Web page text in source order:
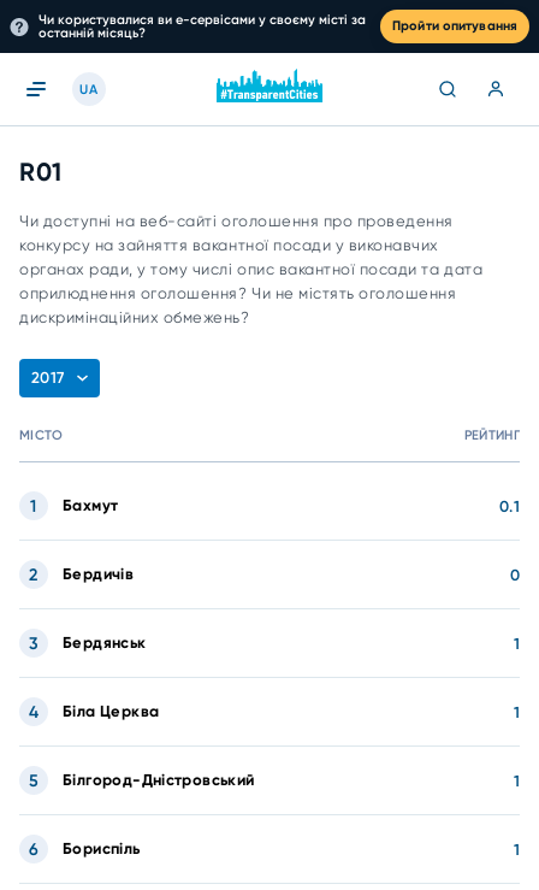
Чи користувалися ви е-сервісами у своєму місті за
останній місяць?
Пройти опитування
UA
R01
Чи доступні на веб-сайті оголошення про проведення
конкурсу на зайняття вакантної посади у виконавчих
органах ради, у тому числі опис вакантної посади та дата
оприлюднення оголошення? Чи не містять оголошення
дискримінаційних обмежень?
2017
МІСТО РЕЙТИНГ
Бахмут 0.1
1
Бердичів 0
2
Бердянськ 1
3
Біла Церква 1
4
Білгород-Дністровський 1
5
Бориспіль 1
6